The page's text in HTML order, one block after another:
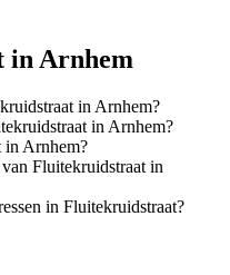
in Arnhem
in Arnhem?
in Arnhem?
Arnhem?
Fluitekruidstraat in
in Fluitekruidstraat?